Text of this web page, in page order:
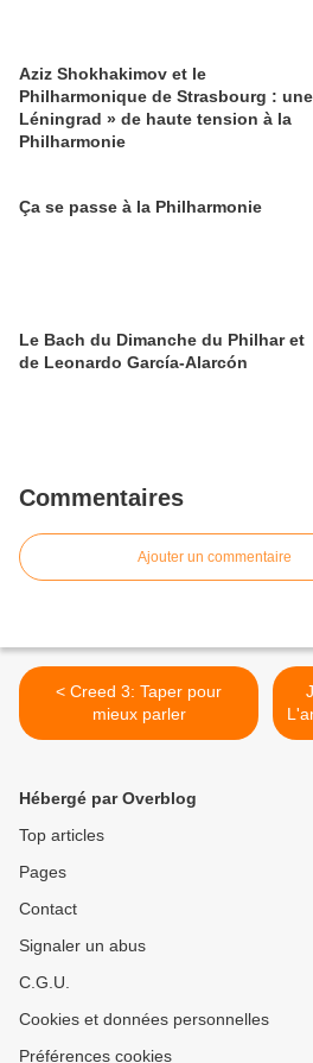
Aziz Shokhakimov et le
Philharmonique de Strasbourg :
Léningrad » de haute tension à la
Philharmonie
Ça se passe à la Philharmonie
Le Bach du Dimanche du Philhar et
de Leonardo García-Alarcón
Commentaires
Ajouter un commentaire
< Creed 3: Taper pour
mieux parler
Hébergé par Overblog
Top articles
Pages
Contact
Signaler un abus
C.G.U.
Cookies et données personnelles
Préférences cookies